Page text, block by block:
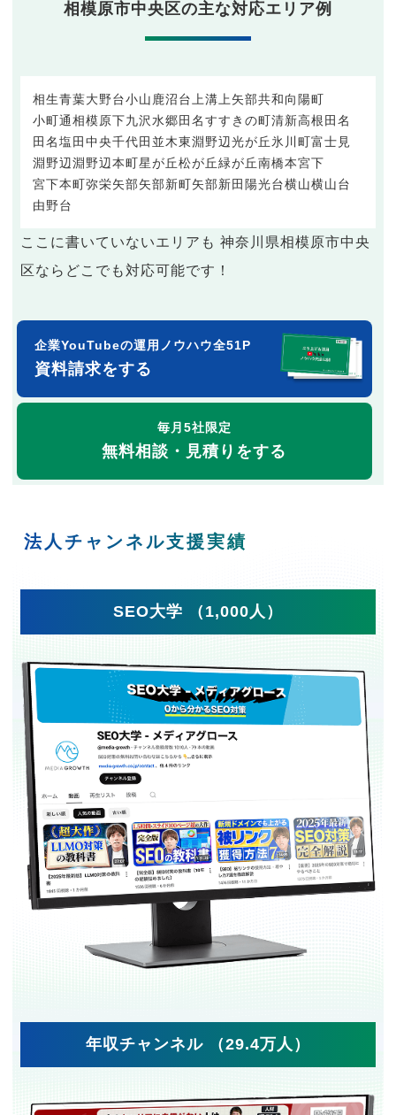
相模原市中央区の主な対応エリア例
相生青葉大野台小山 鹿沼台 上溝 上矢部共和向陽町
小町通相模原下九沢水郷田名すすきの町清新高根田名
田名塩田中央千代田 並木東淵野辺光が丘氷川町富士見
淵野辺淵野辺本町星が丘松が丘緑が丘南橋本宮下
宮下本町弥栄矢部矢部新町矢部新田陽光台横山横山台
由野台
ここに書いていないエリアも 神奈川県相模原市中央
区ならどこでも対応可能です！
企業YouTubeの運用ノウハウ全51P
資料請求をする
毎月5社限定
無料相談・見積りをする
法人チャンネル支援実績
SEO大学 （1,000人）
年収チャンネル （29.4万人）